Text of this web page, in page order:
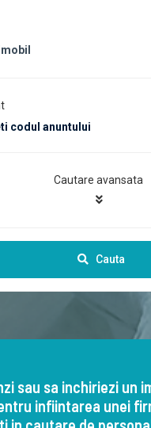
Cautare avansata
Cauta
sau sa inchiriezi un
infiintarea unei